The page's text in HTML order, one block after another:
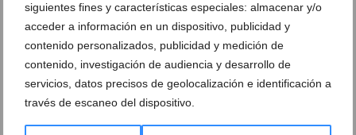
siguientes fines y características especiales: almacenar y/o
acceder a información en un dispositivo, publicidad y
contenido personalizados, publicidad y medición de
contenido, investigación de audiencia y desarrollo de
servicios, datos precisos de geolocalización e identificación a
través de escaneo del dispositivo.
Adrián Hadri y Mayca Sala fueron los mejores en la
II Carrera Solidaria a favor del CEE Raquel Payà
13 de abril de 2015